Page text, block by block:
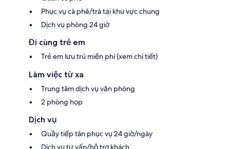
Phục vụ cà phê/trà tại khu vực chung
Dịch vụ phòng 24 giờ
Đi cùng trẻ em
Trẻ em lưu trú miễn phí (xem chi tiết)
Làm việc từ xa
Trung tâm dịch vụ văn phòng
2 phòng họp
Dịch vụ
Quầy tiếp tân phục vụ 24 giờ/ngày
Dịch vụ tư vấn/hỗ trợ khách